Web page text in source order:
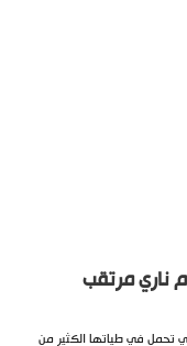
تحمل في طياتها الكثير من